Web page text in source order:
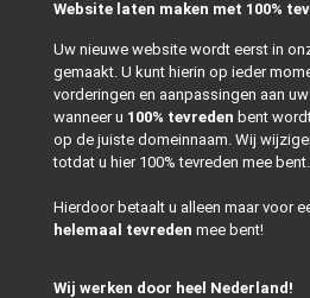
Website laten maken met 100%
Uw nieuwe website wordt eerst in
gemaakt. U kunt hierin op ieder
vorderingen en aanpassingen aan
wanneer u 100% tevreden bent
op de juiste domeinnaam. Wij
totdat u hier 100% tevreden mee bent.
Hierdoor betaalt u alleen maar voor
helemaal tevreden mee bent!
Wij werken door heel Nederland!